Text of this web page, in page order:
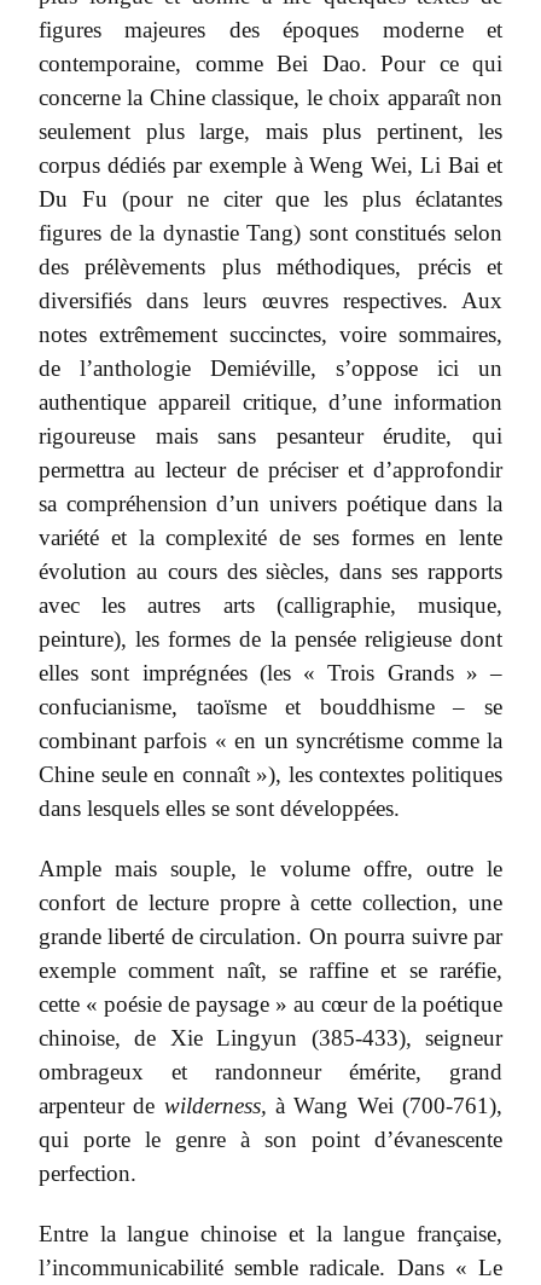
figures majeures des époques moderne et
contemporaine, comme Bei Dao. Pour ce qui
concerne la Chine classique, le choix apparaît non
seulement plus large, mais plus pertinent, les
corpus dédiés par exemple à Weng Wei, Li Bai et
Du Fu (pour ne citer que les plus éclatantes
figures de la dynastie Tang) sont constitués selon
des prélèvements plus méthodiques, précis et
diversifiés dans leurs œuvres respectives. Aux
notes extrêmement succinctes, voire sommaires,
de l’anthologie Demiéville, s’oppose ici un
authentique appareil critique, d’une information
rigoureuse mais sans pesanteur érudite, qui
permettra au lecteur de préciser et d’approfondir
sa compréhension d’un univers poétique dans la
variété et la complexité de ses formes en lente
évolution au cours des siècles, dans ses rapports
avec les autres arts (calligraphie, musique,
peinture), les formes de la pensée religieuse dont
elles sont imprégnées (les « Trois Grands » –
confucianisme, taoïsme et bouddhisme – se
combinant parfois « en un syncrétisme comme la
Chine seule en connaît »), les contextes politiques
dans lesquels elles se sont développées.
Ample mais souple, le volume offre, outre le
confort de lecture propre à cette collection, une
grande liberté de circulation. On pourra suivre par
exemple comment naît, se raffine et se raréfie,
cette « poésie de paysage » au cœur de la poétique
chinoise, de Xie Lingyun (385-433), seigneur
ombrageux et randonneur émérite, grand
arpenteur de wilderness, à Wang Wei (700-761),
qui porte le genre à son point d’évanescente
perfection.
Entre la langue chinoise et la langue française,
l’incommunicabilité semble radicale. Dans « Le